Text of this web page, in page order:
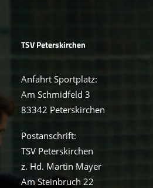
TSV Peterskirchen
Anfahrt Sportplatz:
Am Schmidfeld 3
83342 Peterskirchen
Postanschrift:
TSV Peterskirchen
z. Hd. Martin Mayer
Am Steinbruch 22